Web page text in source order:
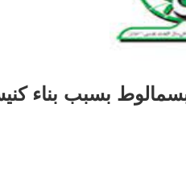
بسبب بناء